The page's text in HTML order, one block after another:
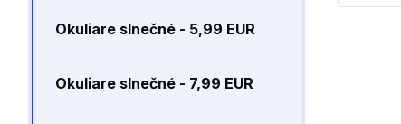
Okuliare slnečné - 5,99 EUR
Okuliare slnečné - 7,99 EUR